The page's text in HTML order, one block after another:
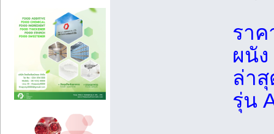
รา
ผนั
ล่า
รุ่น